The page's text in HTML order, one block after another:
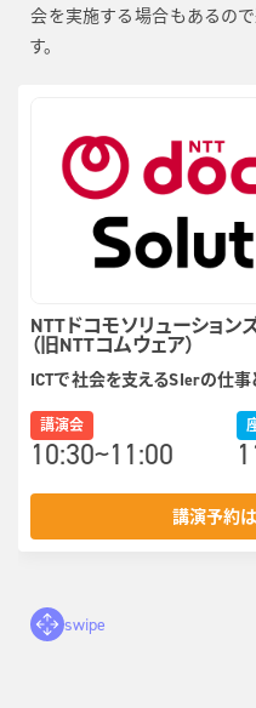
会を実施する場合もあるの
す。
NTTドコモソリューション
（旧NTTコムウェア）
ICTで社会を支えるSIerの仕事
講演会
10:30~11:00
講演予約
swipe